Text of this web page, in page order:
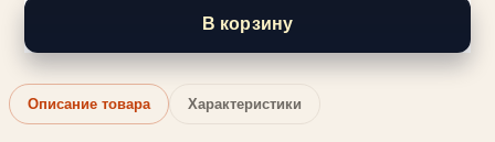
В корзину
Описание товара Характеристики